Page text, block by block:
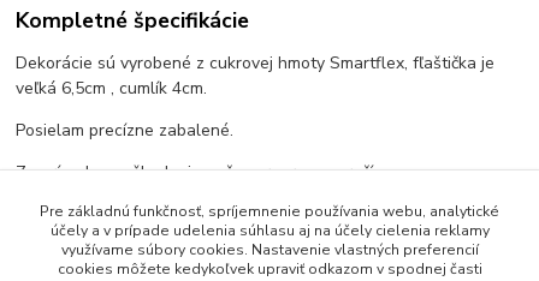
Kompletné špecifikácie
Dekorácie sú vyrobené z cukrovej hmoty Smartflex, fľaštička je
veľká 6,5cm , cumlík 4cm.
Posielam precízne zabalené.
Za prípadne poškodenie počas prepravy neručím.
Pre základnú funkčnosť, spríjemnenie používania webu, analytické
účely a v prípade udelenia súhlasu aj na účely cielenia reklamy
využívame súbory cookies. Nastavenie vlastných preferencií
cookies môžete kedykoľvek upraviť odkazom v spodnej časti